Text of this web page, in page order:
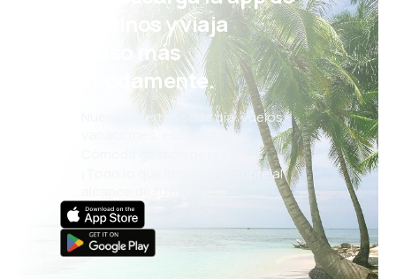
eDestinos y viaja
incluso más
cómodamente.
Nuevas ofertas cada día: vuelos,
vacaciones, escapadas
Cómoda gestión de reservas
¡Todo lo que importa, siempre al